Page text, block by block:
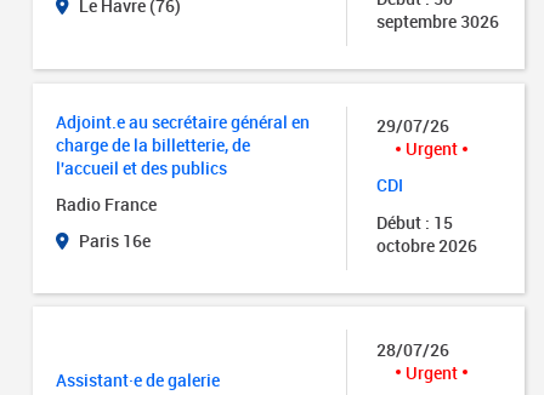
Le Havre (76)
septembre 3026
Adjoint.e au secrétaire général en
charge de la billetterie, de
l'accueil et des publics
Radio France
Paris 16e
29/07/26
Urgent
CDI
Début : 15
octobre 2026
Assistant·e de galerie
28/07/26
Urgent